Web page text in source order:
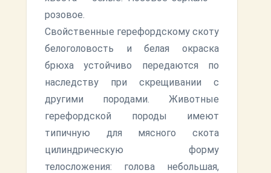
розовое.
Свойственные герефордскому скоту
белоголовость и белая окраска
брюха устойчиво передаются по
наследству при скрещивании с
другими породами. Животные
герефордской породы имеют
типичную для мясного скота
цилиндрическую форму
телосложения: голова небольшая,